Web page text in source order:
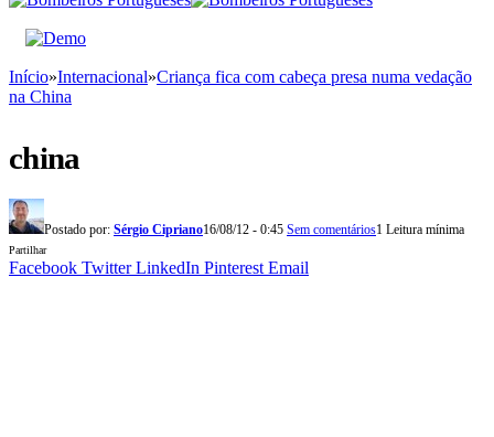
Início»Internacional»Criança fica com cabeça presa numa vedação
na China
china
Postado por: Sérgio Cipriano16/08/12 - 0:45 Sem comentários1 Leitura mínima
Partilhar
Facebook Twitter LinkedIn Pinterest Email